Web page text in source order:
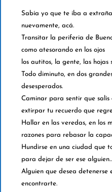
Sabía yo que te iba a
nuevamente, acá.
Transitar la periferia de
como atesorando en los ojos
los autitos, la gente, las hojas
Todo diminuto, en dos
desesperados.
Caminar para sentir que salís
extirpar tu recuerdo que
Hallar en las veredas, en los
razones para rebasar la
Hundirse en una ciudad que
para dejar de ser ese
Alguien que desea detenerse
encontrarte.